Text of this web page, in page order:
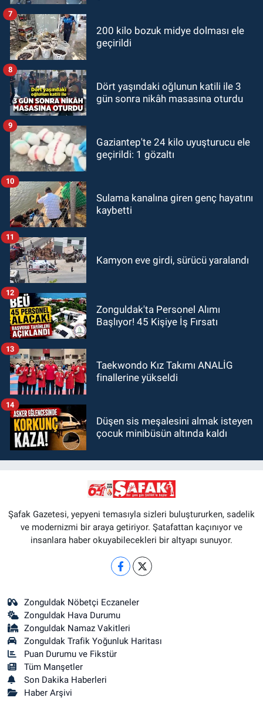
200 kilo bozuk midye dolması ele
geçirildi
7
Dört yaşındaki oğlunun katili ile 3
gün sonra nikâh masasına oturdu
8
Gaziantep'te 24 kilo uyuşturucu ele
geçirildi: 1 gözaltı
9
Sulama kanalına giren genç hayatını
kaybetti
10
Kamyon eve girdi, sürücü yaralandı
11
Zonguldak'ta Personel Alımı
Başlıyor! 45 Kişiye İş Fırsatı
12
Taekwondo Kız Takımı ANALİG
finallerine yükseldi
13
Düşen sis meşalesini almak isteyen
çocuk minibüsün altında kaldı
14
Şafak Gazetesi, yepyeni temasıyla sizleri buluştururken, sadelik
ve modernizmi bir araya getiriyor. Şatafattan kaçınıyor ve
insanlara haber okuyabilecekleri bir altyapı sunuyor.
Zonguldak Nöbetçi Eczaneler
Zonguldak Hava Durumu
Zonguldak Namaz Vakitleri
Zonguldak Trafik Yoğunluk Haritası
Puan Durumu ve Fikstür
Tüm Manşetler
Son Dakika Haberleri
Haber Arşivi